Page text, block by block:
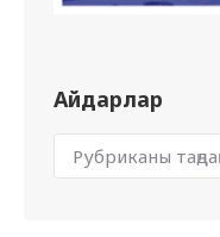
Айдарлар